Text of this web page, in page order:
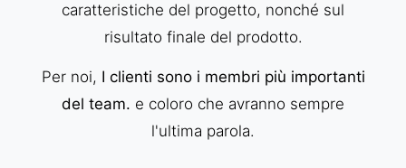
caratteristiche del progetto, nonché sul
risultato finale del prodotto.
Per noi, I clienti sono i membri più importanti
del team. e coloro che avranno sempre
l'ultima parola.